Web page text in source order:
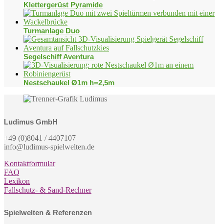
Klettergerüst Pyramide
Turmanlage Duo
Segelschiff Aventura
Nestschaukel Ø1m h=2,5m
Ludimus GmbH
+49 (0)8041 / 4407107
info@ludimus-spielwelten.de
Kontaktformular
FAQ
Lexikon
Fallschutz- & Sand-Rechner
Spielwelten & Referenzen